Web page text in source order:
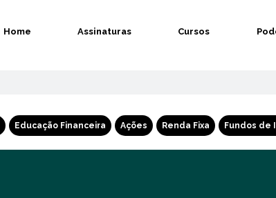
Home Assinaturas Cursos
Educação Financeira Ações Renda Fixa Fundos de